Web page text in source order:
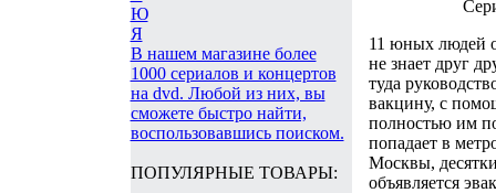
Ю
Я
В нашем магазине более
1000 сериалов и концертов
на dvd. Любой из них, вы
сможете быстро найти,
воспользовавшись поиском.
ПОПУЛЯРНЫЕ ТОВАРЫ:
11 юных людей
не знает друг
туда
вакцину, с
полностью им
попадает в
Москвы,
объявляется